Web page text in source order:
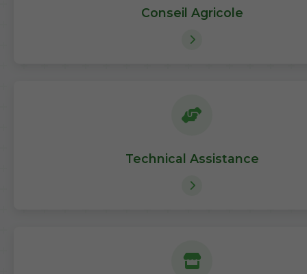
Conseil Agricole
Technical Assistance